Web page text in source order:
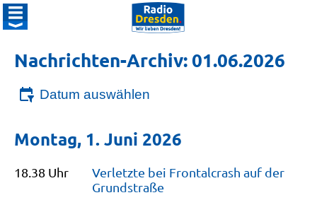
Nachrichten-Archiv: 01.06.2026
Datum auswählen
Montag, 1. Juni 2026
18.38 Uhr
Verletzte bei Frontalcrash auf der
Grundstraße